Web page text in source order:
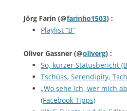
Jörg Farin (@farinho1503) :
Playlist “B”
Oliver Gassner (@oliverg) :
So, kurzer Statusbericht
Tschüss, Serendipity,
„Wo sehe ich, wer mich
(Facebook-Tipps)